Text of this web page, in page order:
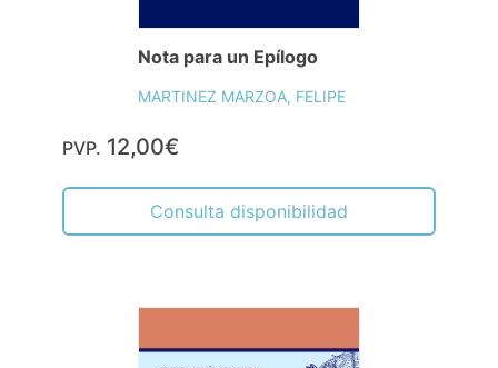
Nota para un Epílogo
MARTINEZ MARZOA, FELIPE
PVP. 12,00€
Consulta disponibilidad